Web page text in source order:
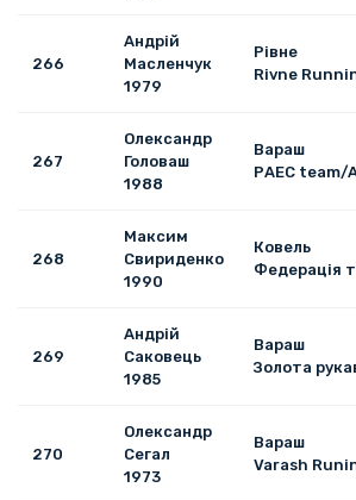
266
Андрій
Масленчук
1979
Рівне
Rivne
267
Олександр
Головаш
1988
Вараш
РАЕС team/
268
Максим
Свириденко
1990
Ковель
Федерація
269
Андрій
Саковець
1985
Вараш
Золота
270
Олександр
Сегал
1973
Вараш
Varash